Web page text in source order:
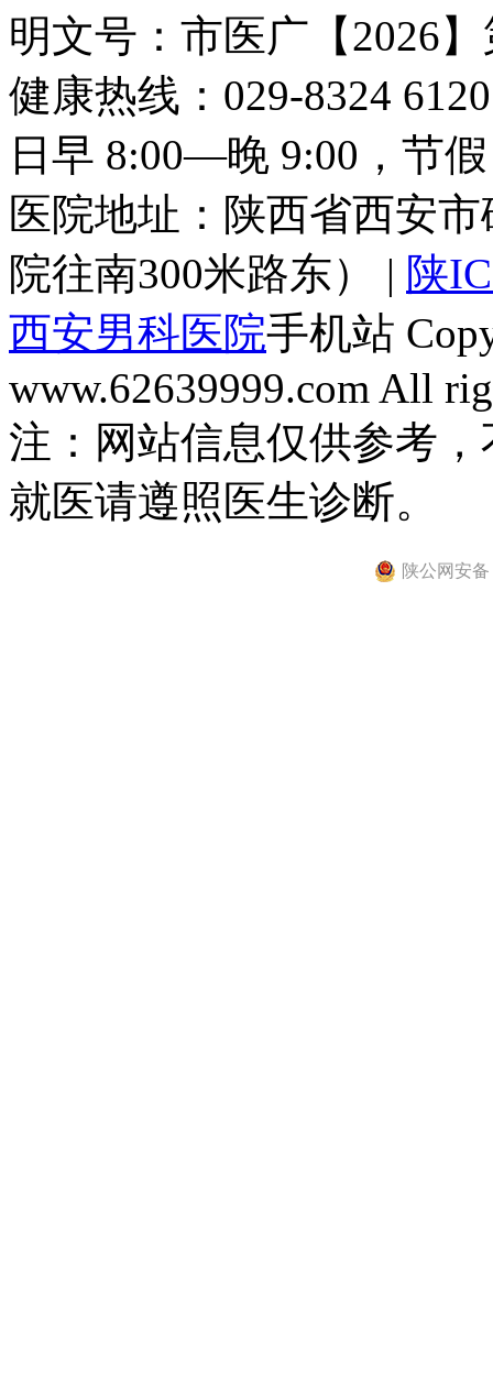
明文号：市医广【2026
健康热线：029-8324
日早 8:00—晚 9:00，节
医院地址：陕西省西安
院往南300米路东） | 陕
西安男科医院手机站
www.62639999.com All
注：网站信息仅供参考
就医请遵照医生诊断。
陕公网安备